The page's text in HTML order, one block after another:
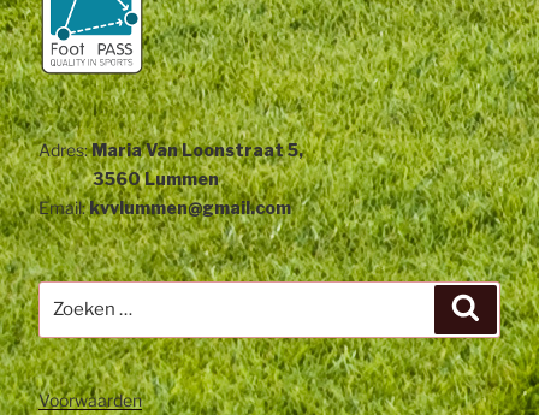
Adres:Maria Van Loonstraat 5,
3560 Lummen
Email:kvvlummen@gmail.com
Zoeken
naar:
Voorwaarden